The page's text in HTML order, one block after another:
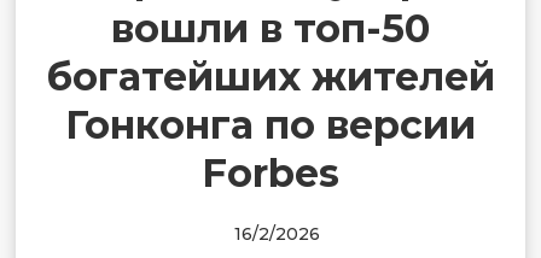
вошли в топ-50
богатейших жителей
Гонконга по версии
Forbes
16/2/2026